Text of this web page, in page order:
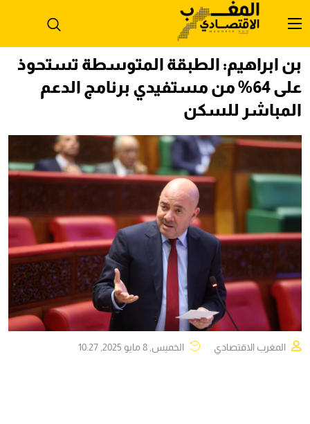
بن ابراهيم: الطبقة المتوسطة تستحوذ
على 64% من مستفيدي برنامج الدعم
المباشر للسكن
المغرب الاقتصادي الخميس, 8 مايو 2025, 10:27